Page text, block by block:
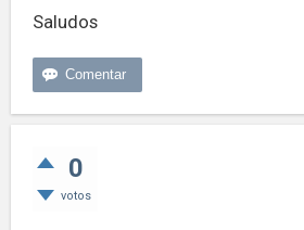
Saludos
0
votos